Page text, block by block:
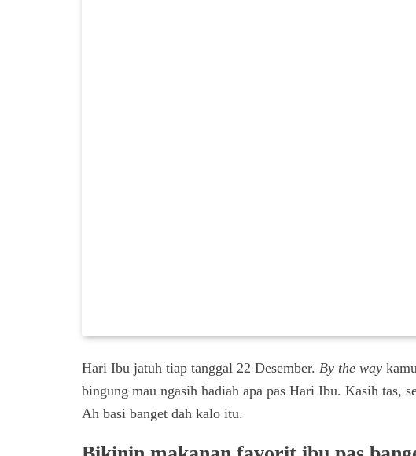
Hari Ibu jatuh tiap tanggal 22 Desember. By the way
bingung mau ngasih hadiah apa pas Hari Ibu. Kasih tas,
Ah basi banget dah kalo itu.